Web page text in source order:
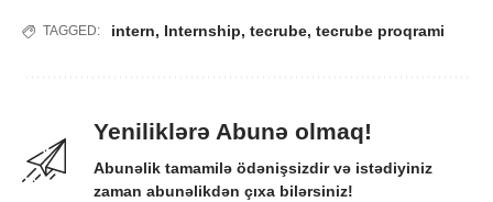
TAGGED: intern, Internship, tecrube, tecrube proqrami
Yeniliklərə Abunə olmaq!
Abunəlik tamamilə ödənişsizdir və istədiyiniz
zaman abunəlikdən çıxa bilərsiniz!